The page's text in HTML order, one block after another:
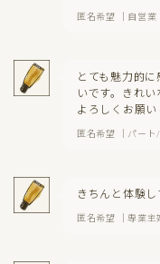
匿名希望 ｜自営業
とても魅力的
いです。きれい
よろしくお願い
匿名希望 ｜パー
きちんと体験
匿名希望 ｜専業主